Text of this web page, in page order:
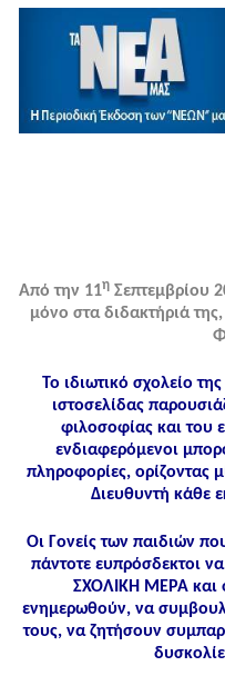
Από την 11η Σεπτεμβρίου
μόνο στα διδακτήριά
Το ιδιωτικό σχολείο
ιστοσελίδας
φιλοσοφίας και του
ενδιαφερόμενοι
πληροφορίες, ορίζοντας
Διευθυντή κάθε
Οι Γονείς των παιδιών
πάντοτε ευπρόσδεκτοι
ΣΧΟΛΙΚΗ ΜΕΡΑ και
ενημερωθούν, να
τους, να ζητήσουν